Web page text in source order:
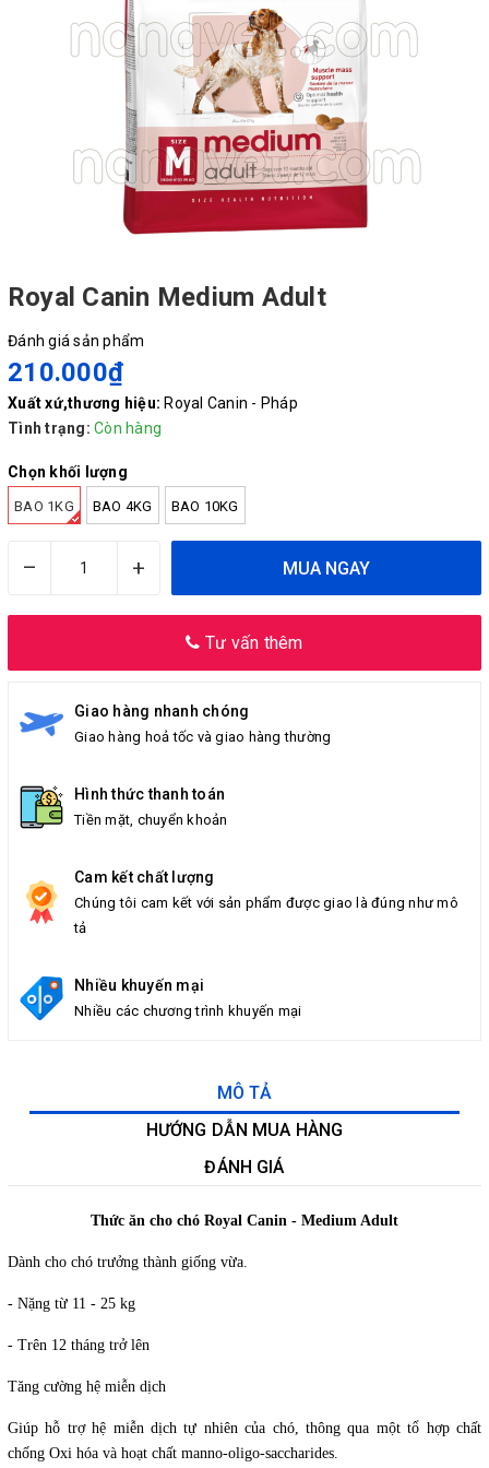
Royal Canin Medium Adult
Đánh giá sản phẩm
210.000₫
Xuất xứ,thương hiệu: Royal Canin - Pháp
Tình trạng: Còn hàng
Chọn khối lượng
BAO 1KG BAO 4KG BAO 10KG
– + MUA NGAY
Tư vấn thêm
Giao hàng nhanh chóng
Giao hàng hoả tốc và giao hàng thường
Hình thức thanh toán
Tiền mặt, chuyển khoản
Cam kết chất lượng
Chúng tôi cam kết với sản phẩm được giao là đúng như mô
tả
Nhiều khuyến mại
Nhiều các chương trình khuyến mại
MÔ TẢ
HƯỚNG DẪN MUA HÀNG
ĐÁNH GIÁ
Thức ăn cho chó Royal Canin - Medium Adult
Dành cho chó trưởng thành giống vừa.
- Nặng từ 11 - 25 kg
- Trên 12 tháng trở lên
Tăng cường hệ miễn dịch
Giúp hỗ trợ hệ miễn dịch tự nhiên của chó, thông qua một tổ hợp chất
chống Oxi hóa và hoạt chất manno-oligo-saccharides.